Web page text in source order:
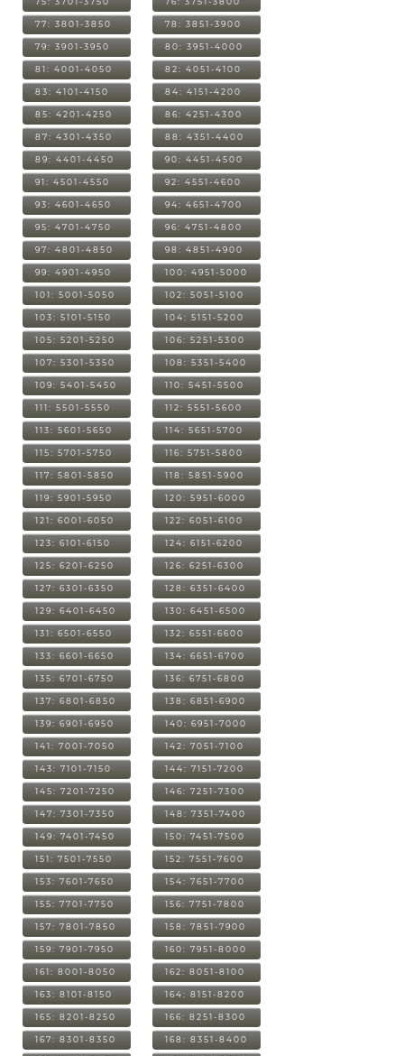
77: 3801-3850 78: 3851-3900
79: 3901-3950 80: 3951-4000
81: 4001-4050 82: 4051-4100
83: 4101-4150 84: 4151-4200
85: 4201-4250 86: 4251-4300
87: 4301-4350 88: 4351-4400
89: 4401-4450 90: 4451-4500
91: 4501-4550 92: 4551-4600
93: 4601-4650 94: 4651-4700
95: 4701-4750 96: 4751-4800
97: 4801-4850 98: 4851-4900
99: 4901-4950 100: 4951-5000
101: 5001-5050 102: 5051-5100
103: 5101-5150 104: 5151-5200
105: 5201-5250 106: 5251-5300
107: 5301-5350 108: 5351-5400
109: 5401-5450 110: 5451-5500
111: 5501-5550 112: 5551-5600
113: 5601-5650 114: 5651-5700
115: 5701-5750 116: 5751-5800
117: 5801-5850 118: 5851-5900
119: 5901-5950 120: 5951-6000
121: 6001-6050 122: 6051-6100
123: 6101-6150 124: 6151-6200
125: 6201-6250 126: 6251-6300
127: 6301-6350 128: 6351-6400
129: 6401-6450 130: 6451-6500
131: 6501-6550 132: 6551-6600
133: 6601-6650 134: 6651-6700
135: 6701-6750 136: 6751-6800
137: 6801-6850 138: 6851-6900
139: 6901-6950 140: 6951-7000
141: 7001-7050 142: 7051-7100
143: 7101-7150 144: 7151-7200
145: 7201-7250 146: 7251-7300
147: 7301-7350 148: 7351-7400
149: 7401-7450 150: 7451-7500
151: 7501-7550 152: 7551-7600
153: 7601-7650 154: 7651-7700
155: 7701-7750 156: 7751-7800
157: 7801-7850 158: 7851-7900
159: 7901-7950 160: 7951-8000
161: 8001-8050 162: 8051-8100
163: 8101-8150 164: 8151-8200
165: 8201-8250 166: 8251-8300
167: 8301-8350 168: 8351-8400